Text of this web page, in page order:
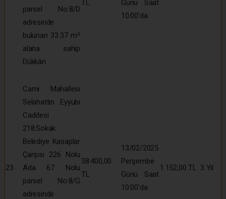
parsel No:8/D
adresinde
bulunan 33.37 m²
alana sahip
Dükkân
TL
Günü Saat
10:00’da
23
Cami Mahallesi
Selahattin Eyyubi
Caddesi
218.Sokak
Belediye Kasaplar
Çarşısı 226 Nolu
Ada 67 Nolu
parsel No:8/G
adresinde
38.400,00
TL
13/02/2025
Perşembe
Günü Saat
10:00’da
1.152,00 TL 3 Yıl